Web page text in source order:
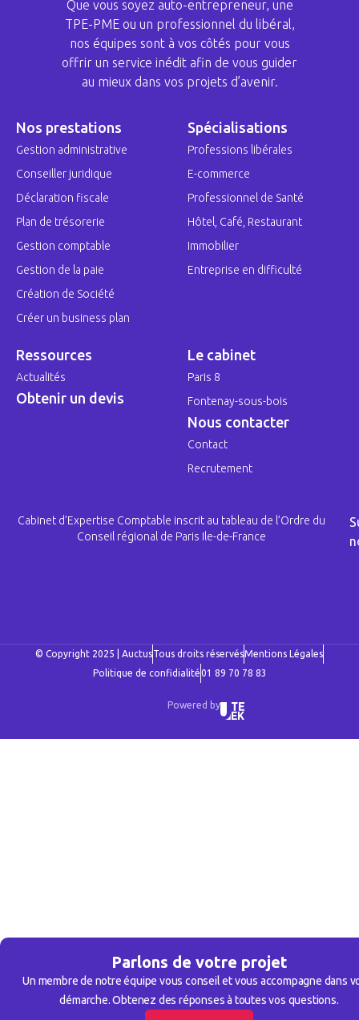
Parlons de votre projet
Un membre de notre équipe vous conseil et vous accompagne dans
démarche. Obtenez des réponses à toutes vos questions.
Que vous soyez auto-entrepreneur, une
TPE-PME ou un professionnel du libéral,
nos équipes sont à vos côtés pour vous
offrir un service inédit afin de vous guider
au mieux dans vos projets d’avenir.
Nos prestations
Gestion administrative
Conseiller juridique
Déclaration fiscale
Plan de trésorerie
Gestion comptable
Gestion de la paie
Création de Société
Créer un business plan
Spécialisations
Professions libérales
E-commerce
Professionnel de Santé
Hôtel, Café, Restaurant
Immobilier
Entreprise en difficulté
Ressources
Actualités
Obtenir un devis
Le cabinet
Paris 8
Fontenay-sous-bois
Nous contacter
Contact
Recrutement
Cabinet d’Expertise Comptable inscrit au tableau de l’Ordre du
Conseil régional de Paris Ile-de-France
© Copyright 2025 | AuctusTous droits réservésMentions Légales
Politique de confidialité01 89 70 78 83
Powered by